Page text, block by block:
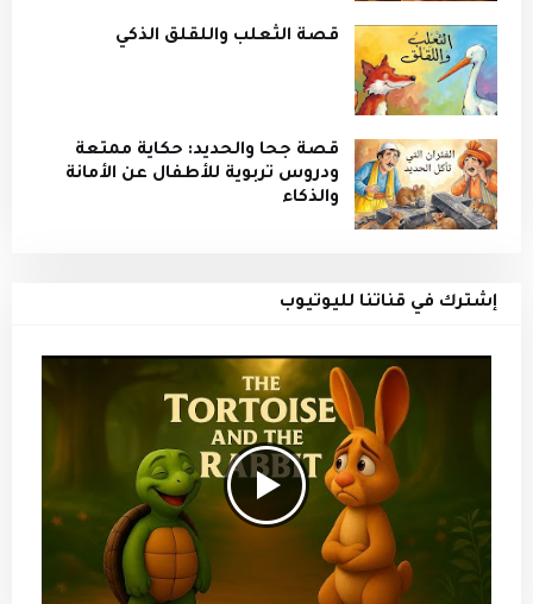
قصة الثعلب واللقلق الذكي
قصة جحا والحديد: حكاية ممتعة
ودروس تربوية للأطفال عن الأمانة
والذكاء
إشترك في قناتنا لليوتيوب